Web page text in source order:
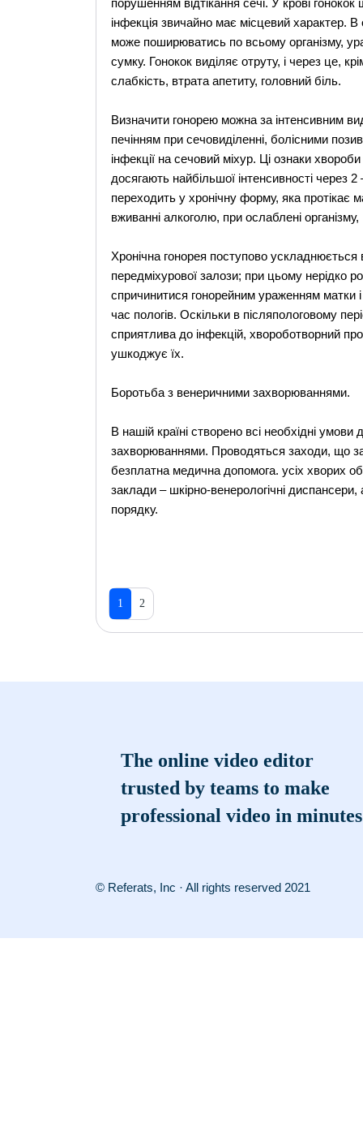
порушенням відтікання сечі. У крові
інфекція звичайно має місцевий характер.
може поширюватись по всьому організму,
сумку. Гонокок виділяє отруту, і через це,
слабкість, втрата апетиту, головний біль.
Визначити гонорею можна за інтенсивним
печінням при сечовиділенні, болісними
інфекції на сечовий міхур. Ці ознаки
досягають найбільшої інтенсивності через
переходить у хронічну форму, яка
вживанні алкоголю, при ослаблені організму,
Хронічна гонорея поступово
передміхурової залози; при цьому нерідко
спричинитися гонорейним ураженням матки
час пологів. Оскільки в післяпологовому
сприятлива до інфекцій, хвороботворний
ушкоджує їх.
Боротьба з венеричними захворюваннями.
В нашій країні створено всі необхідні
захворюваннями. Проводяться заходи, що
безплатна медична допомога. усіх хворих
заклади – шкірно-венерологічні
порядку.
1 2
The online video editor
trusted by teams to make
professional video in minutes
© Referats, Inc · All rights reserved 2021